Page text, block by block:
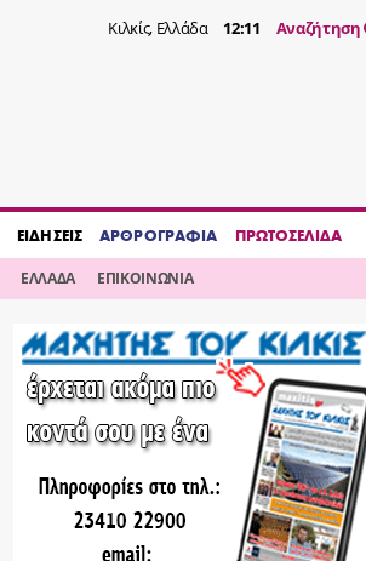
Κιλκίς, Ελλάδα 12:11 Αναζήτηση
ΕΙΔΗΣΕΙΣ ΑΡΘΡΟΓΡΑΦΙΑ ΠΡΩΤΟΣΕΛΙΔΑ
ΕΛΛΑΔΑ ΕΠΙΚΟΙΝΩΝΙΑ